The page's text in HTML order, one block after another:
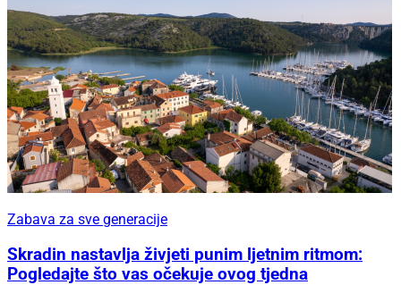
Zabava za sve generacije
Skradin nastavlja živjeti punim ljetnim ritmom:
Pogledajte što vas očekuje ovog tjedna